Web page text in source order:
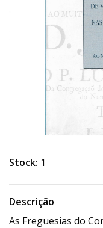
Stock: 1
Descrição
As Freguesias do